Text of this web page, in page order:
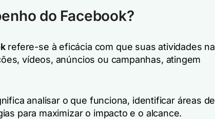
do Facebook?
refere-se à eficácia com que suas atividades na
vídeos, anúncios ou campanhas, atingem
analisar o que funciona, identificar áreas de
para maximizar o impacto e o alcance.